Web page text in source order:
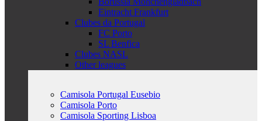
Eintracht Frankfurt
Clubes da Portugal
FC Porto
SL Benfica
Clubes NASL
Other leagues
Camisola Portugal Eusebio
Camisola Porto
Camisola Sporting Lisboa